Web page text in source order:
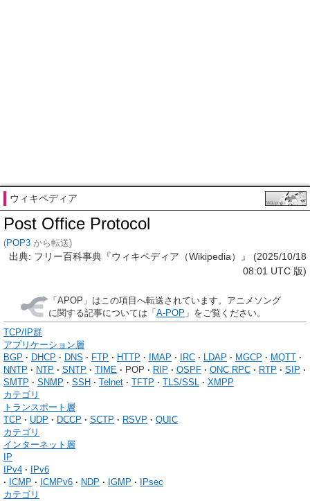
ウィキペディア
Post Office Protocol
(POP3 から転送)
出典: フリー百科事典『ウィキペディア（Wikipedia）』 (2025/10/18
08:01 UTC 版)
「APOP 」はこの項目へ転送されています。アニメソング
に関する記事については「A-POP 」をご覧ください。
TCP/IP群
アプリケーション層
BGP
DHCP DNS FTP HTTP IMAP IRC LDAP MGCP
MQTT
NNTP
NTP SNTP TIME POP RIP OSPF ONC RPC RTP
SIP
SMTP
SNMP SSH Telnet TFTP TLS/SSL
XMPP
カテゴリ
トランスポート層
TCP
UDP DCCP SCTP RSVP
QUIC
カテゴリ
インターネット層
IP
IPv4
IPv6
ICMP
ICMPv6 NDP IGMP
IPsec
カテゴリ